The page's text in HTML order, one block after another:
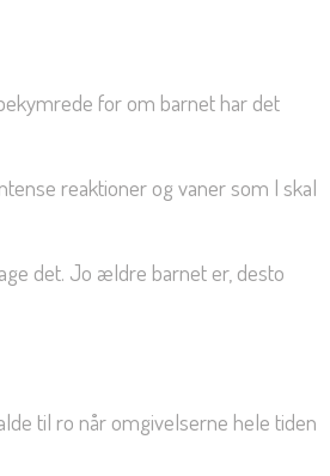
for om barnet har det
reaktioner og vaner som I skal
det. Jo ældre barnet er, desto
til ro når omgivelserne hele tiden